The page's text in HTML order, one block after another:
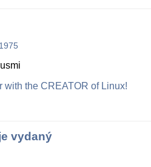
with the CREATOR of Linux!
vydaný